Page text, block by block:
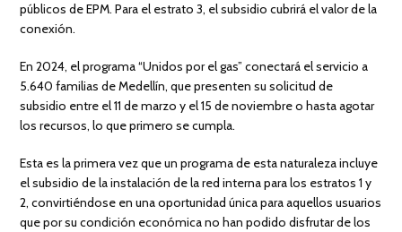
públicos de EPM. Para el estrato 3, el subsidio cubrirá el valor de la
conexión.
En 2024, el programa “Unidos por el gas” conectará el servicio a
5.640 familias de Medellín, que presenten su solicitud de
subsidio entre el 11 de marzo y el 15 de noviembre o hasta agotar
los recursos, lo que primero se cumpla.
Esta es la primera vez que un programa de esta naturaleza incluye
el subsidio de la instalación de la red interna para los estratos 1 y
2, convirtiéndose en una oportunidad única para aquellos usuarios
que por su condición económica no han podido disfrutar de los